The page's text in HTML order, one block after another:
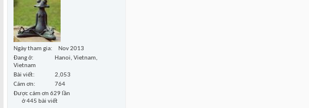
Ngày tham gia
Nov 2013
Đang ở
Hanoi, Vietnam,
Vietnam
Bài viết
2,053
Cám ơn
764
Được cám ơn 629 lần
ở 445 bài viết